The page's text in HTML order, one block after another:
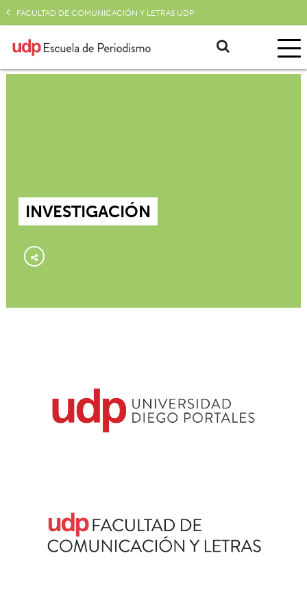
FACULTAD DE COMUNICACIÓN Y LETRAS UDP
INVESTIGACIÓN